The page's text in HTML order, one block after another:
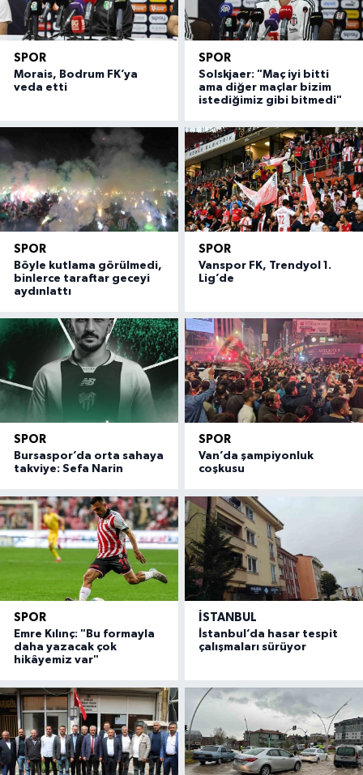
SPOR
Morais, Bodrum FK’ya
veda etti
SPOR
Solskjaer: "Maç iyi bitti
ama diğer maçlar bizim
istediğimiz gibi bitmedi"
SPOR
Böyle kutlama görülmedi,
binlerce taraftar geceyi
aydınlattı
SPOR
Vanspor FK, Trendyol 1.
Lig’de
SPOR
Bursaspor’da orta sahaya
takviye: Sefa Narin
SPOR
Van’da şampiyonluk
coşkusu
SPOR
Emre Kılınç: "Bu formayla
daha yazacak çok
hikâyemiz var"
İSTANBUL
İstanbul’da hasar tespit
çalışmaları sürüyor